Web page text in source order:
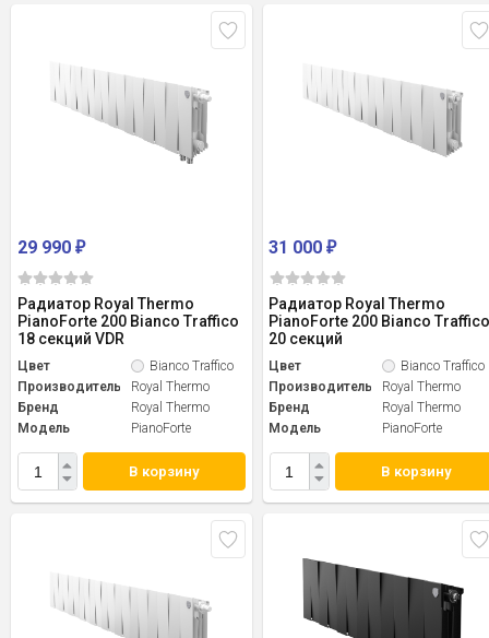
29 990 ₽
Радиатор Royal Thermo
PianoForte 200 Bianco Traffico
18 секций VDR
Цвет
Bianco Traffico
Производитель
Royal Thermo
Бренд
Royal Thermo
Модель
PianoForte
В корзину
31 000₽
Радиатор Royal Thermo
PianoForte 200 Bianco
20 секций
Цвет
Bianco Traffico
Производитель
Royal Thermo
Бренд
Royal Thermo
Модель
PianoForte
В корзину